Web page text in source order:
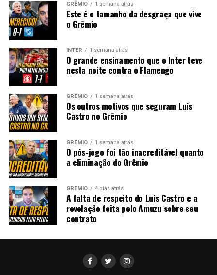
GRÊMIO 1 semana atrás
Este é o tamanho da desgraça que vive
o Grêmio
INTER 1 semana atrás
O grande ensinamento que o Inter teve
nesta noite contra o Flamengo
GRÊMIO 1 semana atrás
Os outros motivos que seguram Luís
Castro no Grêmio
GRÊMIO 1 semana atrás
O pós-jogo foi tão inacreditável quanto
a eliminação do Grêmio
GRÊMIO 4 dias atrás
A falta de respeito do Luís Castro e a
revelação feita pelo Amuzu sobre seu
contrato